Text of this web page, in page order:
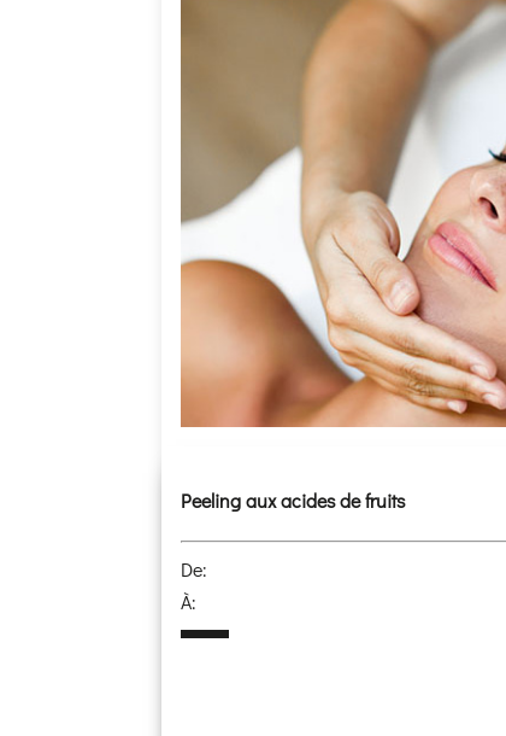
Peeling aux acides de fruits
De:
À: